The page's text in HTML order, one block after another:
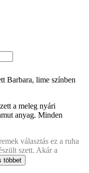
Barbara, lime színben
a meleg nyári
anyag. Minden
választás ez a ruha
szett. Akár a
többet